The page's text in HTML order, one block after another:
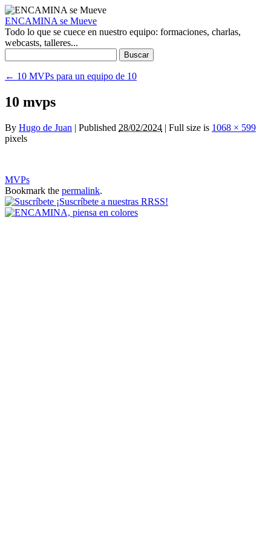
ENCAMINA se Mueve
Todo lo que se cuece en nuestro equipo: formaciones, charlas,
webcasts, talleres...
← 10 MVPs para un equipo de 10
10 mvps
By Hugo de Juan | Published 28/02/2024 | Full size is 1068 × 599
pixels
MVPs
Bookmark the permalink.
¡Suscríbete a nuestras RRSS!